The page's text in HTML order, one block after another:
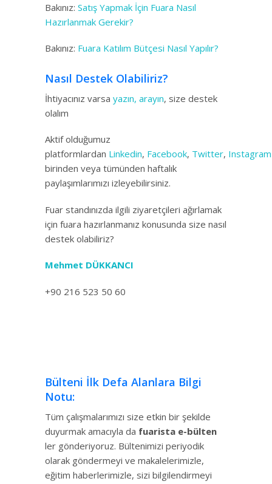
Bakınız: Satış Yapmak İçin Fuara Nasıl
Hazırlanmak Gerekir?
Bakınız: Fuara Katılım Bütçesi Nasıl Yapılır?
Nasıl Destek Olabiliriz?
İhtiyacınız varsa yazın, arayın, size destek
olalım
Aktif olduğumuz
platformlardan Linkedin, Facebook, Twitter, Instagram
birinden veya tümünden haftalık
paylaşımlarımızı izleyebilirsiniz.
Fuar standınızda ilgili ziyaretçileri ağırlamak
için fuara hazırlanmanız konusunda size nasıl
destek olabiliriz?
Mehmet DÜKKANCI
+90 216 523 50 60
Bülteni İlk Defa Alanlara Bilgi
Notu:
Tüm çalışmalarımızı size etkin bir şekilde
duyurmak amacıyla da fuarista e-bülten
ler gönderiyoruz. Bültenimizi periyodik
olarak göndermeyi ve makalelerimizle,
eğitim haberlerimizle, sizi bilgilendirmeyi